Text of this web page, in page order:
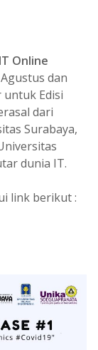
Online
dan
Edisi
dari
Surabaya,
dunia IT.
link berikut :